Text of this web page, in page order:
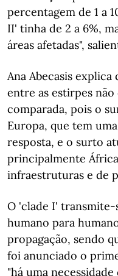
percentagem de 1 a
II' tinha de 2 a 6%,
áreas afetadas",
Ana Abecasis
entre as estirpes
comparada, pois o
Europa, que tem
resposta, e o surto
principalmente
infraestruturas e de
O 'clade I'
humano para
propagação, sendo
foi anunciado o
"há uma